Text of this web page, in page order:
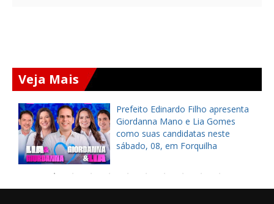
Veja Mais
Prefeito Edinardo Filho apresenta
Giordanna Mano e Lia Gomes
como suas candidatas neste
sábado, 08, em Forquilha